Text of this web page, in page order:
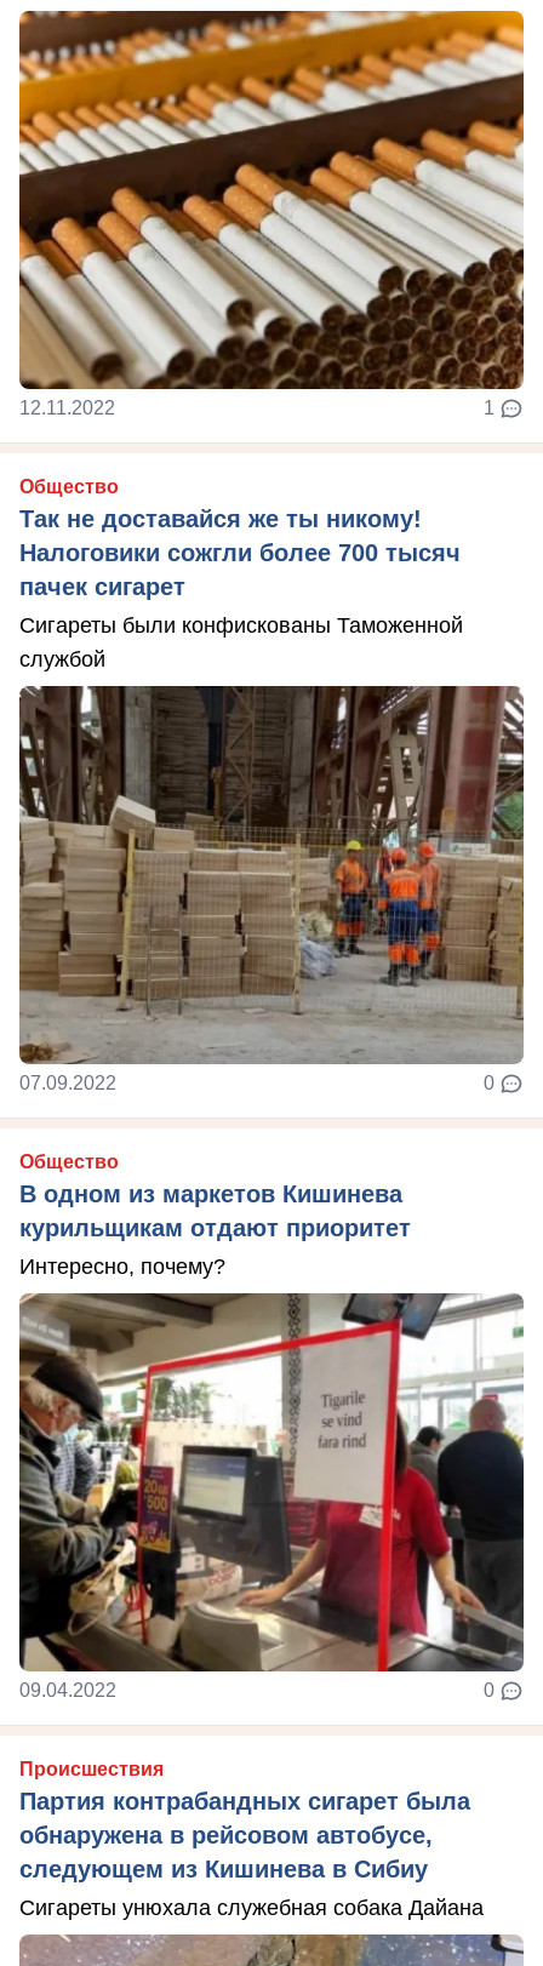
12.11.2022 1
Общество
Так не доставайся же ты никому!
Налоговики сожгли более 700 тысяч
пачек сигарет
Сигареты были конфискованы Таможенной
службой
07.09.2022 0
Общество
В одном из маркетов Кишинева
курильщикам отдают приоритет
Интересно, почему?
09.04.2022 0
Происшествия
Партия контрабандных сигарет была
обнаружена в рейсовом автобусе,
следующем из Кишинева в Сибиу
Сигареты унюхала служебная собака Дайана